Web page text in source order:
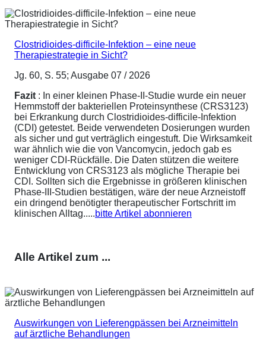
Clostridioides-difficile-Infektion – eine neue
Therapiestrategie in Sicht?
Jg. 60, S. 55; Ausgabe 07 / 2026
Fazit : In einer kleinen Phase-II-Studie wurde ein neuer
Hemmstoff der bakteriellen Proteinsynthese (CRS3123)
bei Erkrankung durch Clostridioides-difficile-Infektion
(CDI) getestet. Beide verwendeten Dosierungen wurden
als sicher und gut verträglich eingestuft. Die Wirksamkeit
war ähnlich wie die von Vancomycin, jedoch gab es
weniger CDI-Rückfälle. Die Daten stützen die weitere
Entwicklung von CRS3123 als mögliche Therapie bei
CDI. Sollten sich die Ergebnisse in größeren klinischen
Phase-III-Studien bestätigen, wäre der neue Arzneistoff
ein dringend benötigter therapeutischer Fortschritt im
klinischen Alltag.....bitte Artikel abonnieren
Alle Artikel zum ...
Auswirkungen von Lieferengpässen bei Arzneimitteln
auf ärztliche Behandlungen